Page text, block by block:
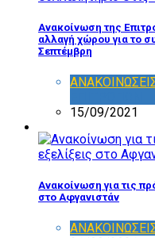
Ανακοίνωση της
αλλαγή χώρου για το
Σεπτέμβρη
15/09/2021
Ανακοίνωση για τις
στο Αφγανιστάν